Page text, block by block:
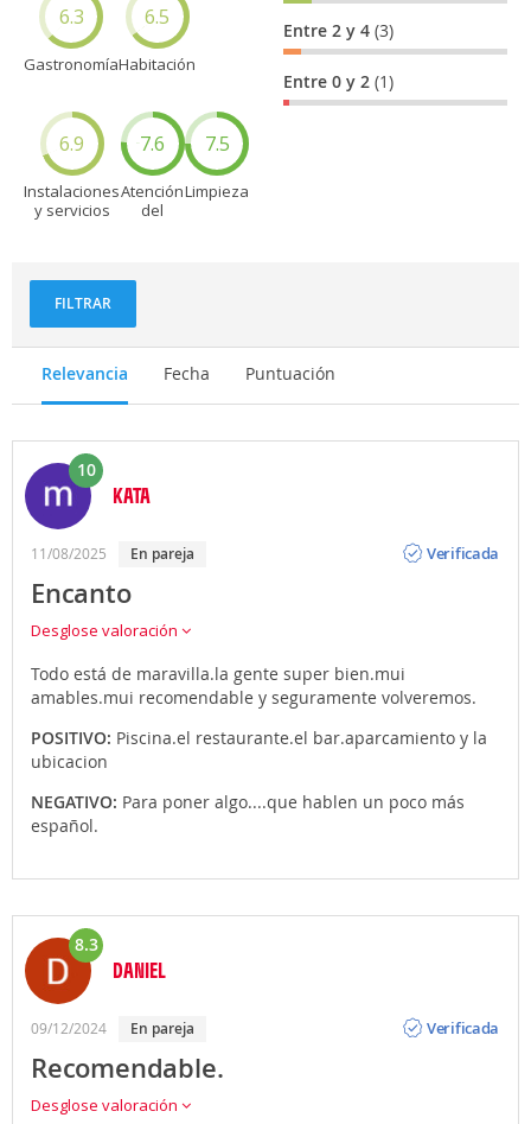
6.3
Gastronomía
6.5
Habitación
6.9
Instalaciones
y servicios
7.6
Atención
del
7.5
Limpieza
Entre 2 y 4(3)
Entre 0 y 2(1)
FILTRAR
Relevancia Fecha Puntuación
10
KATA
11/08/2025 en pareja
Verificada
Encanto
Desglose valoración
Todo está de maravilla.la gente super bien.mui
amables.mui recomendable y seguramente volveremos.
POSITIVO: Piscina.el restaurante.el bar.aparcamiento y la
ubicacion
NEGATIVO: Para poner algo....que hablen un poco más
español.
8.3
DANIEL
09/12/2024 en pareja
Verificada
Recomendable.
Desglose valoración